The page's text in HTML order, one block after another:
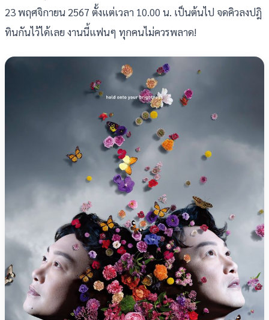
23 พฤศจิกายน 2567 ตั้งแต่เวลา 10.00 น. เป็นต้นไป จดคิวลงปฎิ
ทินกันไว้ได้เลย งานนี้แฟนๆ ทุกคนไม่ควรพลาด!